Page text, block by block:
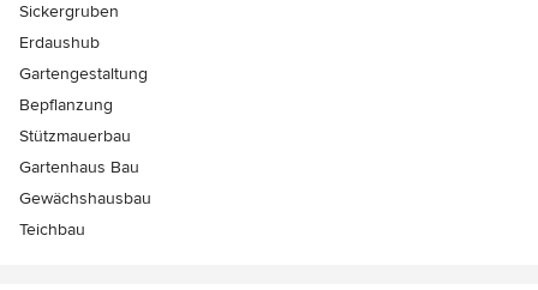
Sickergruben
Erdaushub
Gartengestaltung
Bepflanzung
Stützmauerbau
Gartenhaus Bau
Gewächshausbau
Teichbau